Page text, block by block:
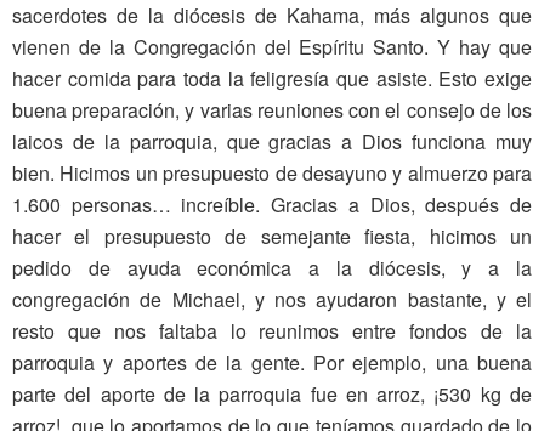
sacerdotes de la diócesis de Kahama, más algunos que
vienen de la Congregación del Espíritu Santo. Y hay que
hacer comida para toda la feligresía que asiste. Esto exige
buena preparación, y varias reuniones con el consejo de los
laicos de la parroquia, que gracias a Dios funciona muy
bien. Hicimos un presupuesto de desayuno y almuerzo para
1.600 personas… increíble. Gracias a Dios, después de
hacer el presupuesto de semejante fiesta, hicimos un
pedido de ayuda económica a la diócesis, y a la
congregación de Michael, y nos ayudaron bastante, y el
resto que nos faltaba lo reunimos entre fondos de la
parroquia y aportes de la gente. Por ejemplo, una buena
parte del aporte de la parroquia fue en arroz, ¡530 kg de